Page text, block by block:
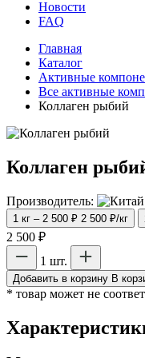
Новости
FAQ
Главная
Каталог
Активные
Все активные
Коллаген рыбий
Коллаген
Производитель:
1 кг – 2 500 ₽ 2 500 ₽/кг
2 500 ₽
1 шт.
Добавить в корзину В
* товар может не